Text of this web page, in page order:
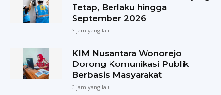
Tetap, Berlaku hingga
September 2026
3 jam yang lalu
KIM Nusantara Wonorejo
Dorong Komunikasi Publik
Berbasis Masyarakat
3 jam yang lalu